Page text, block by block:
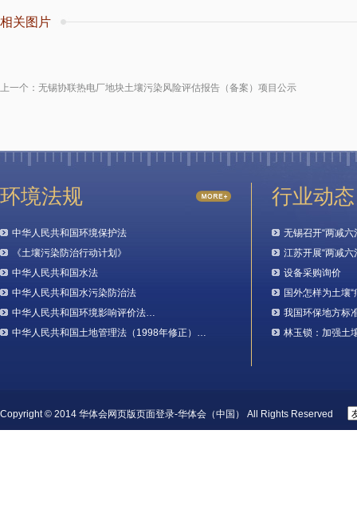
相关图片
上一个： 无锡协联热电厂地块土壤污染风险评估报告（备案）项目公示
环境法规
中华人民共和国环境保护法
《土壤污染防治行动计划》
中华人民共和国水法
中华人民共和国水污染防治法
中华人民共和国环境影响评价法…
中华人民共和国土地管理法（1998年修正）…
行业动态
无锡召开“两减
江苏开展“两减
设备采购询价
国外怎样为土壤“
我国环保地方标
林玉锁：加强土
Copyright © 2014 华体会网页版页面登录-华体会（中国） All Rights Reserved